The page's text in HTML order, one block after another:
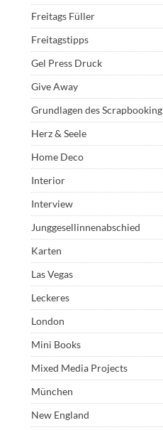
Freitags Füller
Freitagstipps
Gel Press Druck
Give Away
Grundlagen des Scrapbooking
Herz & Seele
Home Deco
Interior
Interview
Junggesellinnenabschied
Karten
Las Vegas
Leckeres
London
Mini Books
Mixed Media Projects
München
New England